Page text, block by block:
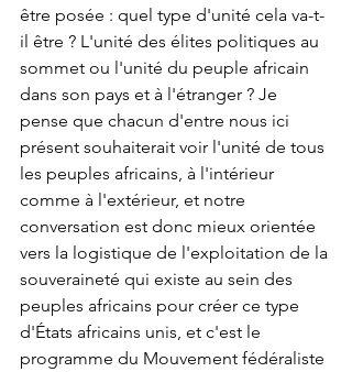
être posée : quel type d'unité cela va-t-
il être ? L'unité des élites politiques au
sommet ou l'unité du peuple africain
dans son pays et à l'étranger ? Je
pense que chacun d'entre nous ici
présent souhaiterait voir l'unité de tous
les peuples africains, à l'intérieur
comme à l'extérieur, et notre
conversation est donc mieux orientée
vers la logistique de l'exploitation de la
souveraineté qui existe au sein des
peuples africains pour créer ce type
d'États africains unis, et c'est le
programme du Mouvement fédéraliste